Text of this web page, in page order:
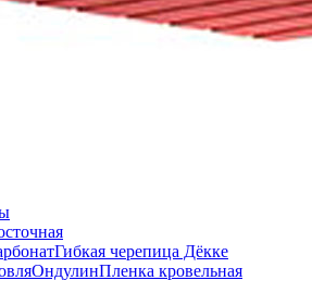
Гибкая черепица Дёкке
ОндулинПленка кровельная